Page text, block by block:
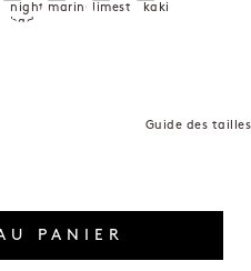
Guide des tailles
PANIER